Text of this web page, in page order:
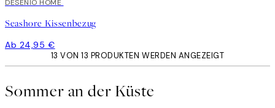
DESENIO HOME
Seashore Kissenbezug
Ab 24,95 €
13 VON 13 PRODUKTEN WERDEN ANGEZEIGT
Sommer an der Küste